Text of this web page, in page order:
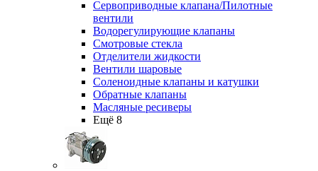
Сервоприводные клапана/Пилотные
вентили
Водорегулирующие клапаны
Смотровые стекла
Отделители жидкости
Вентили шаровые
Соленоидные клапаны и катушки
Обратные клапаны
Масляные ресиверы
Ещё 8